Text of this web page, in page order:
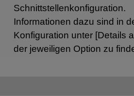
Schnittstellenkonfiguration.
Informationen dazu sind in
Konfiguration unter [Details
der jeweiligen Option zu